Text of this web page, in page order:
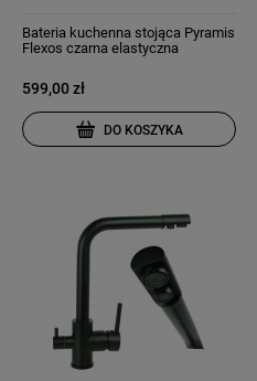
Bateria kuchenna stojąca Pyramis
Flexos czarna elastyczna
599,00 zł
DO KOSZYKA